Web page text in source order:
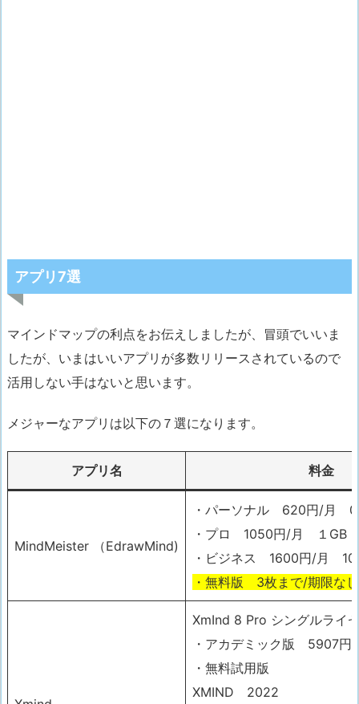
アプリ7選
マインドマップの利点をお伝えしましたが、冒頭でいいま
したが、いまはいいアプリが多数リリースされているので
活用しない手はないと思います。
メジャーなアプリは以下の７選になります。
アプリ名 料金
MindMeister （EdrawMind)
・パーソナル 620円/月
・プロ 1050円/月 １GB
・ビジネス 1600円/月
・無料版 3枚まで/期限なし
XmInd 8 Pro シングルライ
・アカデミック版 5907
・無料試用版
XMIND 2022